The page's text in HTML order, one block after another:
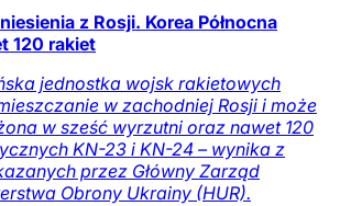
z Rosji. Korea Północna
120 rakiet
jednostka wojsk rakietowych
w zachodniej Rosji i może
w sześć wyrzutni oraz nawet 120
KN-23 i KN-24 – wynika z
przez Główny Zarząd
Obrony Ukrainy (HUR).